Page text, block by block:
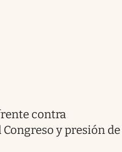
contra
y presión de